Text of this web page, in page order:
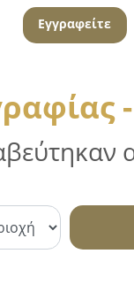
Εγγραφείτε